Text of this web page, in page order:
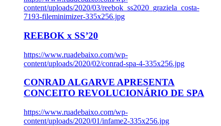
content/uploads/2020/03/reebok_ss2020_graziela_costa-
7193-fileminimizer-335x256.jpg
REEBOK x SS’20
https://www.ruadebaixo.com/wp-
content/uploads/2020/02/conrad-spa-4-335x256.jpg
CONRAD ALGARVE APRESENTA
CONCEITO REVOLUCIONÁRIO DE SPA
https://www.ruadebaixo.com/wp-
content/uploads/2020/01/infame2-335x256.jpg